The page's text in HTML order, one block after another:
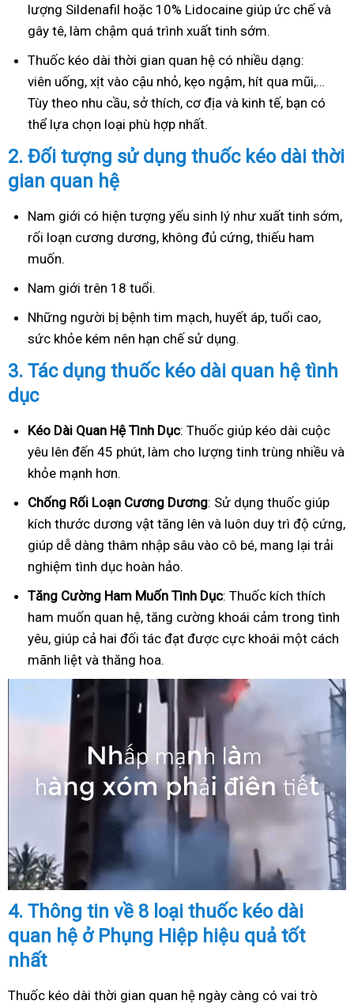
lượng Sildenafil hoặc 10% Lidocaine giúp ức chế và
gây tê, làm chậm quá trình xuất tinh sớm.
Thuốc kéo dài thời gian quan hệ có nhiều dạng:
viên uống, xịt vào cậu nhỏ, kẹo ngậm, hít qua mũi,…
Tùy theo nhu cầu, sở thích, cơ địa và kinh tế, bạn có
thể lựa chọn loại phù hợp nhất.
2. Đối tượng sử dụng thuốc kéo dài thời
gian quan hệ
Nam giới có hiện tượng yếu sinh lý như xuất tinh sớm,
rối loạn cương dương, không đủ cứng, thiếu ham
muốn.
Nam giới trên 18 tuổi.
Những người bị bệnh tim mạch, huyết áp, tuổi cao,
sức khỏe kém nên hạn chế sử dụng.
3. Tác dụng thuốc kéo dài quan hệ tình
dục
Kéo Dài Quan Hệ Tình Dục: Thuốc giúp kéo dài cuộc
yêu lên đến 45 phút, làm cho lượng tinh trùng nhiều và
khỏe mạnh hơn.
Chống Rối Loạn Cương Dương: Sử dụng thuốc giúp
kích thước dương vật tăng lên và luôn duy trì độ cứng,
giúp dễ dàng thâm nhập sâu vào cô bé, mang lại trải
nghiệm tình dục hoàn hảo.
Tăng Cường Ham Muốn Tình Dục: Thuốc kích thích
ham muốn quan hệ, tăng cường khoái cảm trong tình
yêu, giúp cả hai đối tác đạt được cực khoái một cách
mãnh liệt và thăng hoa.
4. Thông tin về 8 loại thuốc kéo dài
quan hệ ở Phụng Hiệp hiệu quả tốt
nhất
Thuốc kéo dài thời gian quan hệ ngày càng có vai trò